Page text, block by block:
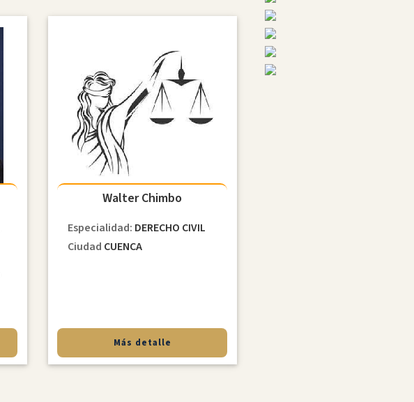
Walter Chimbo
Especialidad: DERECHO CIVIL
Ciudad CUENCA
Más detalle